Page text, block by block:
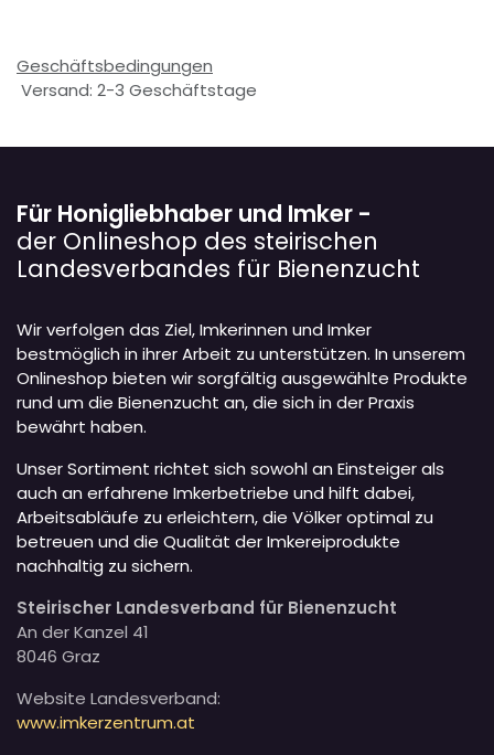
Geschäftsbedingungen
Versand: 2-3 Geschäftstage
Für Honigliebhaber und Imker -
der Onlineshop des steirischen
Landesverbandes für Bienenzucht
Wir verfolgen das Ziel, Imkerinnen und Imker
bestmöglich in ihrer Arbeit zu unterstützen. In unserem
Onlineshop bieten wir sorgfältig ausgewählte Produkte
rund um die Bienenzucht an, die sich in der Praxis
bewährt haben.
Unser Sortiment richtet sich sowohl an Einsteiger als
auch an erfahrene Imkerbetriebe und hilft dabei,
Arbeitsabläufe zu erleichtern, die Völker optimal zu
betreuen und die Qualität der Imkereiprodukte
nachhaltig zu sichern.
Steirischer Landesverband für Bienenzucht
An der Kanzel 41
8046 Graz
Website Landesverband:
www.imkerzentrum.at